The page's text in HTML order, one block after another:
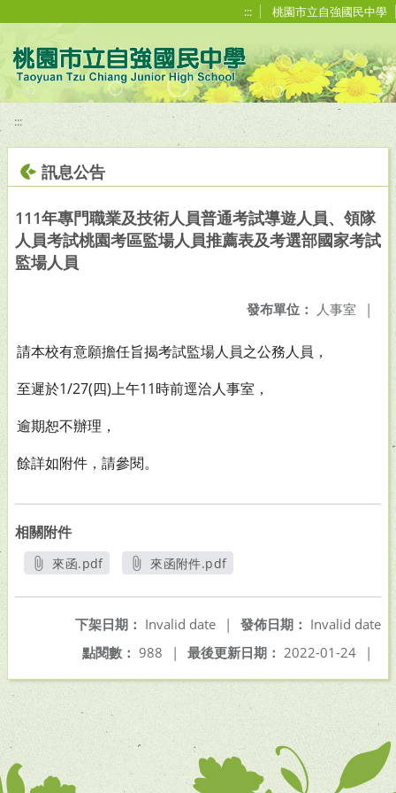
::: 桃園市立自強國民中學
:::
訊息公告
111年專門職業及技術人員普通考試導遊人員、領隊
人員考試桃園考區監場人員推薦表及考選部國家考試
監場人員
發布單位： 人事室 |
請本校有意願擔任旨揭考試監場人員之公務人員，
至遲於1/27(四)上午11時前逕洽人事室，
逾期恕不辦理，
餘詳如附件，請參閱。
相關附件
來函.pdf
來函附件.pdf
發佈日期： Invalid date
下架日期： Invalid date
|
最後更新日期： 2022-01-24 |
點閱數： 988 |